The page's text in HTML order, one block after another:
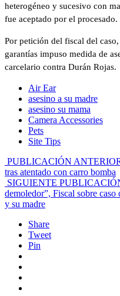
heterogéneo y sucesivo con
fue aceptado por el procesado.
Por petición del fiscal del
garantías impuso medida de
carcelario contra Durán Rojas.
Air Ear
asesino a su madre
asesino su mama
Camera Accessories
Pets
Site Tips
PUBLICACIÓN
tras atentado con carro bomba
SIGUIENTE
demoledor”, Fiscal sobre
y su madre
Share
Tweet
Pin